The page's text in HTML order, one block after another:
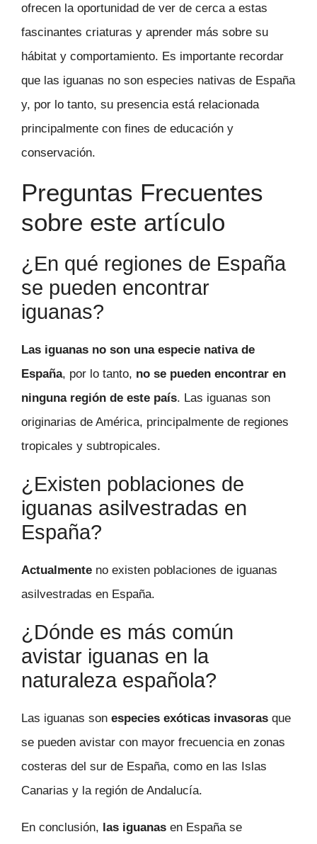
ofrecen la oportunidad de ver de cerca a estas
fascinantes criaturas y aprender más sobre su
hábitat y comportamiento. Es importante recordar
que las iguanas no son especies nativas de España
y, por lo tanto, su presencia está relacionada
principalmente con fines de educación y
conservación.
Preguntas Frecuentes
sobre este artículo
¿En qué regiones de España
se pueden encontrar
iguanas?
Las iguanas no son una especie nativa de
España, por lo tanto, no se pueden encontrar en
ninguna región de este país. Las iguanas son
originarias de América, principalmente de regiones
tropicales y subtropicales.
¿Existen poblaciones de
iguanas asilvestradas en
España?
Actualmente no existen poblaciones de iguanas
asilvestradas en España.
¿Dónde es más común
avistar iguanas en la
naturaleza española?
Las iguanas son especies exóticas invasoras que
se pueden avistar con mayor frecuencia en zonas
costeras del sur de España, como en las Islas
Canarias y la región de Andalucía.
En conclusión, las iguanas en España se